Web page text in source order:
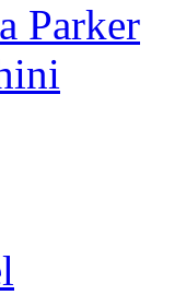
Parker